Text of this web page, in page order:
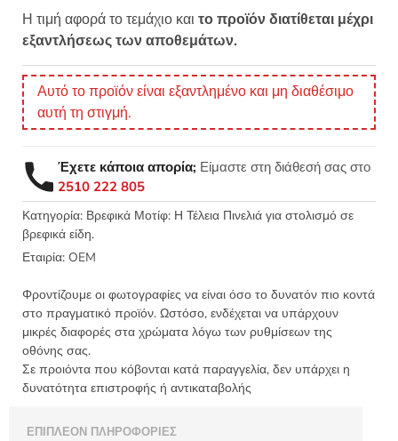
Η τιμή αφορά το τεμάχιο και το προϊόν διατίθεται μέχρι
εξαντλήσεως των αποθεμάτων.
Αυτό το προϊόν είναι εξαντλημένο και μη διαθέσιμο
αυτή τη στιγμή.
Έχετε κάποια απορία; Είμαστε στη διάθεσή σας στο
2510 222 805
Κατηγορία: Βρεφικά Μοτίφ: Η Τέλεια Πινελιά για στολισμό σε
βρεφικά είδη.
Εταιρία: OEM
Φροντίζουμε οι φωτογραφίες να είναι όσο το δυνατόν πιο κοντά
στο πραγματικό προϊόν. Ωστόσο, ενδέχεται να υπάρχουν
μικρές διαφορές στα χρώματα λόγω των ρυθμίσεων της
οθόνης σας.
Σε προιόντα που κόβονται κατά παραγγελία, δεν υπάρχει η
δυνατότητα επιστροφής ή αντικαταβολής
ΕΠΙΠΛΈΟΝ ΠΛΗΡΟΦΟΡΊΕΣ